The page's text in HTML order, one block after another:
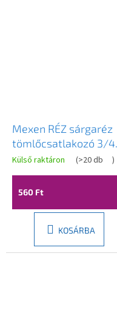
Mexen RÉZ sárgaréz
tömlőcsatlakozó 3/4
GZ x 20 mm - W97421-
3420
Külső raktáron (>20 db )
560 Ft
KOSÁRBA